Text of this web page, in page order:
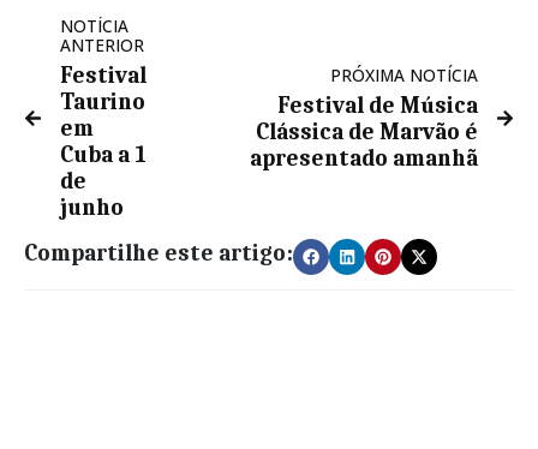
NOTÍCIA
ANTERIOR
Festival
Taurino
em
Cuba a 1
de
junho
PRÓXIMA NOTÍCIA
Festival de Música
Clássica de Marvão é
apresentado amanhã
Compartilhe este artigo: